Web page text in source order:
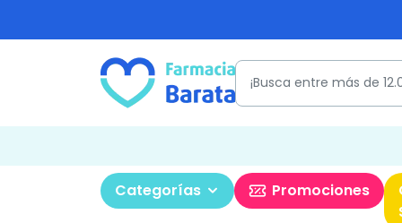
Categorías Promociones